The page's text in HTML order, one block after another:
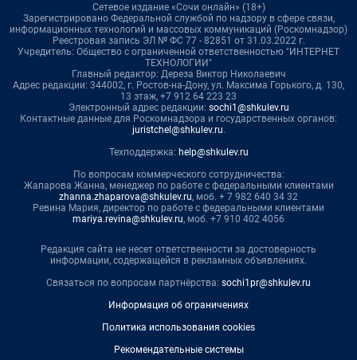
Сетевое издание «Сочи онлайн» (18+)
Зарегистрировано Федеральной службой по надзору в сфере связи,
информационных технологий и массовых коммуникаций (Роскомнадзор)
Реестровая запись ЭЛ № ФС 77 - 82851 от 31.03.2022 г.
Учредитель: Общество с ограниченной ответственностью "ИНТЕРНЕТ
ТЕХНОЛОГИИ"
Главный редактор: Дереза Виктор Николаевич
Адрес редакции: 344002, г. Ростов-на-Дону, ул. Максима Горького, д. 130,
13 этаж, +7 912 64 223 23
Электронный адрес редакции: sochi1@shkulev.ru
Контактные данные для Роскомнадзора и государственных органов:
juristchel@shkulev.ru.
Техподдержка: help@shkulev.ru
По вопросам коммерческого сотрудничества:
Жапарова Жанна, менеджер по работе с федеральными клиентами
zhanna.zhaparova@shkulev.ru, моб. + 7 982 640 34 32
Ревина Мария, директор по работе с федеральными клиентами
mariya.revina@shkulev.ru, моб. +7 910 402 4056
Редакция сайта не несет ответственности за достоверность
информации, содержащейся в рекламных объявлениях.
Связаться по вопросам партнёрства: sochi1pr@shkulev.ru
Информация об ограничениях
Политика использования cookies
Рекомендательные системы